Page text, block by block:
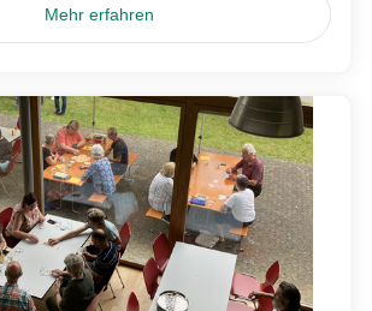
Mehr erfahren